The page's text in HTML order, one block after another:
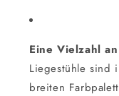
Eine Vielzahl
Liegestühle sind
breiten